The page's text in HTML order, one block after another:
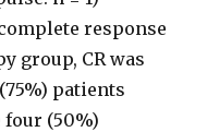
response
group, CR was
patients
four (50%)